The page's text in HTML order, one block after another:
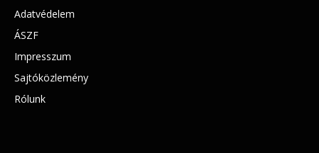
Adatvédelem
ÁSZF
Impresszum
Sajtóközlemény
Rólunk